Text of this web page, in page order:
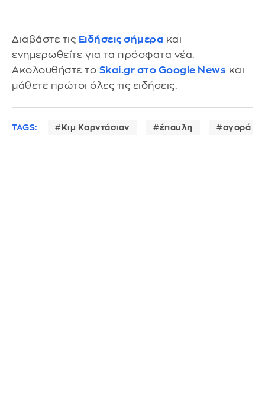
Διαβάστε τις Ειδήσεις σήμερα και
ενημερωθείτε για τα πρόσφατα νέα.
Ακολουθήστε το Skai.gr στο Google News και
μάθετε πρώτοι όλες τις ειδήσεις.
TAGS: Κιμ Καρντάσιαν έπαυλη αγορά